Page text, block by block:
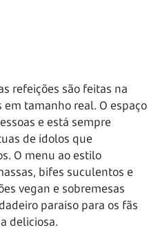
refeições são feitas na
tamanho real. O espaço
e está sempre
de ídolos que
O menu ao estilo
bifes suculentos e
vegan e sobremesas
paraíso para os fãs
deliciosa.